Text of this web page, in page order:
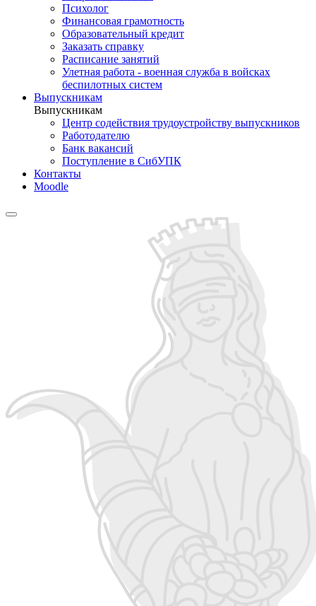
Психолог
Финансовая грамотность
Образовательный кредит
Заказать справку
Расписание занятий
Улетная работа - военная служба в войсках
беспилотных систем
Выпускникам
Выпускникам
Центр содействия трудоустройству выпускников
Работодателю
Банк вакансий
Поступление в СибУПК
Контакты
Moodle